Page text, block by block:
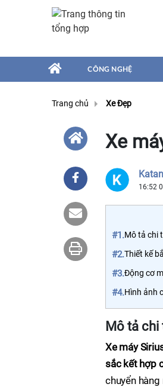
CÔNG NGHỆ
Trang chủ Xe Đẹp
Xe
Katan
16:52
#1.Mô tả chi
#2.Thiết kế
#3.Động cơ
#4.Hình ảnh
Mô tả chi
Xe máy
sắc kết hợp
chuyển